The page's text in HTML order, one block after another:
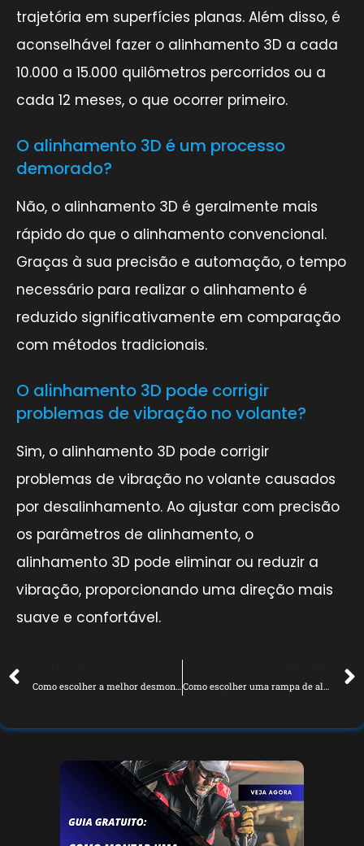
trajetória em superfícies planas. Além disso, é
aconselhável fazer o alinhamento 3D a cada
10.000 a 15.000 quilômetros percorridos ou a
cada 12 meses, o que ocorrer primeiro.
O alinhamento 3D é um processo
demorado?
Não, o alinhamento 3D é geralmente mais
rápido do que o alinhamento convencional.
Graças à sua precisão e automação, o tempo
necessário para realizar o alinhamento é
reduzido significativamente em comparação
com métodos tradicionais.
O alinhamento 3D pode corrigir
problemas de vibração no volante?
Sim, o alinhamento 3D pode corrigir
problemas de vibração no volante causados
por desalinhamento. Ao ajustar com precisão
os parâmetros de alinhamento, o
alinhamento 3D pode eliminar ou reduzir a
vibração, proporcionando uma direção mais
suave e confortável.
Como escolher a melhor desmontadora de pneus para sua oficina mecânica Como escolher uma rampa de alinhamento resistente e durável